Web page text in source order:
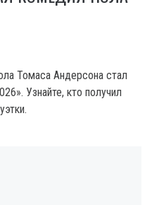
Томаса Андерсона стал
Узнайте, кто получил